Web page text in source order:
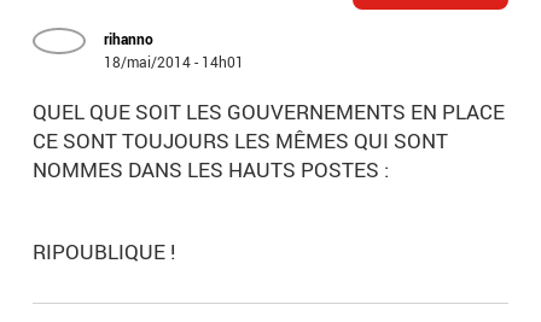
rihanno
18/mai/2014 - 14h01
QUEL QUE SOIT LES GOUVERNEMENTS EN PLACE
CE SONT TOUJOURS LES MÊMES QUI SONT
NOMMES DANS LES HAUTS POSTES :
RIPOUBLIQUE !